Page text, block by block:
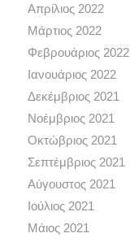
Απρίλιος 2022
Μάρτιος 2022
Φεβρουάριος 2022
Ιανουάριος 2022
Δεκέμβριος 2021
Νοέμβριος 2021
Οκτώβριος 2021
Σεπτέμβριος 2021
Αύγουστος 2021
Ιούλιος 2021
Μάιος 2021